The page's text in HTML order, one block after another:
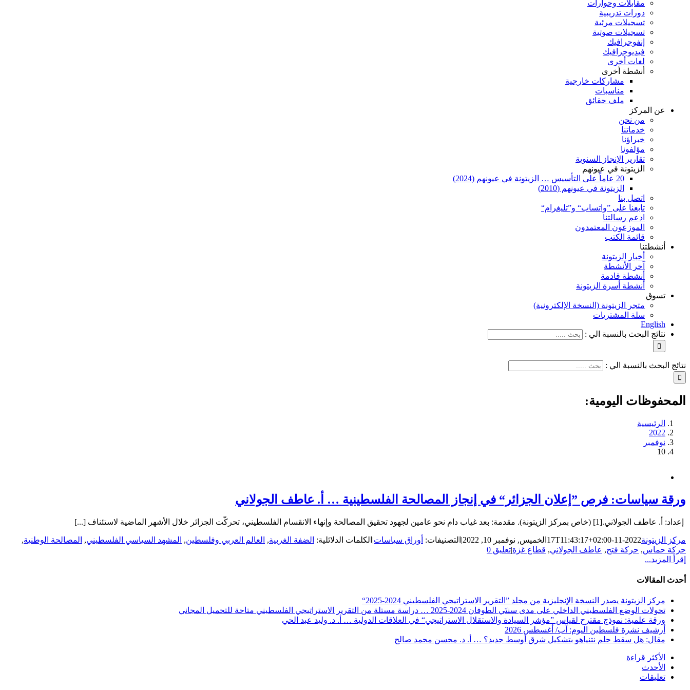
مقابلات وحوارات
دورات تدريبية
تسجيلات مرئية
تسجيلات صوتية
إنفوجرافيك
فيديوجرافيك
لغات أخرى
أنشطة أخرى
مشاركات خارجية
مناسبات
ملف حقائق
عن المركز
من نحن
خدماتنا
خبراؤنا
مؤلفونا
تقارير الإنجاز السنوية
الزيتونة في عيونهم
20 عاماً على التأسيس … الزيتونة في عيونهم (2024)
الزيتونة في عيونهم (2010)
اتصل بنا
تابعنا على ”واتساب“ و”تليغرام“
ادعم رسالتنا
الموزعون المعتمدون
قائمة الكتب
أنشطتنا
أخبار الزيتونة
آخر الأنشطة
أنشطة قادمة
أنشطة أسرة الزيتونة
تسوق
متجر الزيتونة (النسخة الإلكترونية)
سلة المشتريات
English
نتائج البحث بالنسبة الي :
نتائج البحث بالنسبة الي :
المحفوظات اليومية:
الرئيسية
2022
نوفمبر
10
ورقة سياسات: فرص ”إعلان الجزائر“ في إنجاز المصالحة الفلسطينية … أ. عاطف الجولاني
إعداد: أ. عاطف الجولاني.[1] (خاص بمركز الزيتونة). مقدمة: بعد غياب دام نحو عامين لجهود تحقيق المصالحة وإنهاء الانقسام الفلسطيني، تحركّت الجزائر خلال الأشهر الماضية لاستئناف [...]
مركز الزيتونة2022-11-17T11:43:17+02:00 الخميس, نوفمبر 10, 2022 | التصنيفات: أوراق سياسات| الكلمات الدلائلية: الضفة الغربية, العالم العربي وفلسطين, المشهد السياسي الفلسطيني, المصالحة الوطنية,
حركة حماس, حركة فتح, عاطف الجولاني, قطاع غزة|تعليق 0
إقرأ المزيد...
أحدث المقالات
مركز الزيتونة يصدر النسخة الإنجليزية من مجلد ”التقرير الاستراتيجي الفلسطيني 2024-2025“
تحولات الوضع الفلسطيني الداخلي على مدى سنتَي الطوفان 2024-2025 … دراسة مستلة من التقرير الاستراتيجي الفلسطيني متاحة للتحميل المجاني
ورقة علمية: نموذج مقترح لقياس ”مؤشر السيادة والاستقلال الاستراتيجي“ في العلاقات الدولية … أ. د. وليد عبد الحي
أرشيف نشرة فلسطين اليوم: آب/ أغسطس 2026
مقال: هل سقط حلم نتنياهو بتشكيل شرق أوسط جديد؟ … أ. د. محسن محمد صالح
الأكثر قراءة
الأحدث
تعليقات